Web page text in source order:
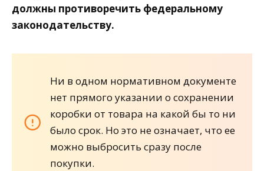
должны противоречить федеральному
законодательству.
Ни в одном нормативном документе
нет прямого указании о сохранении
коробки от товара на какой бы то ни
было срок. Но это не означает, что ее
можно выбросить сразу после
покупки.